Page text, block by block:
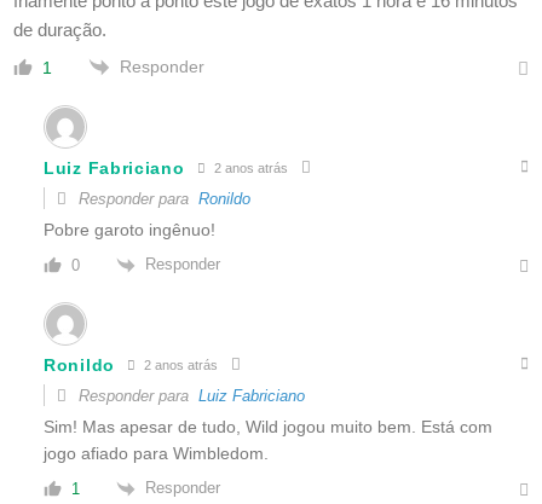
de duração.
1 Responder
Luiz Fabriciano 2 anos atrás
Responder para Ronildo
Pobre garoto ingênuo!
0 Responder
Ronildo 2 anos atrás
Responder para Luiz Fabriciano
Sim! Mas apesar de tudo, Wild jogou muito bem. Está com
jogo afiado para Wimbledom.
1 Responder